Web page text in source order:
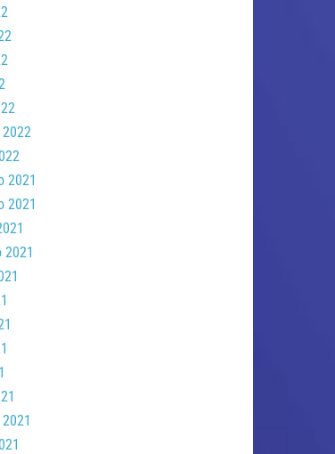
2021
2021
2021